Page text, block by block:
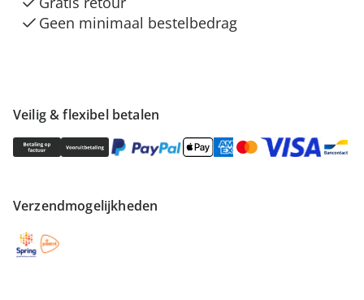
Veilig & flexibel betalen
Verzendmogelijkheden
Geen minimaal bestelbedrag